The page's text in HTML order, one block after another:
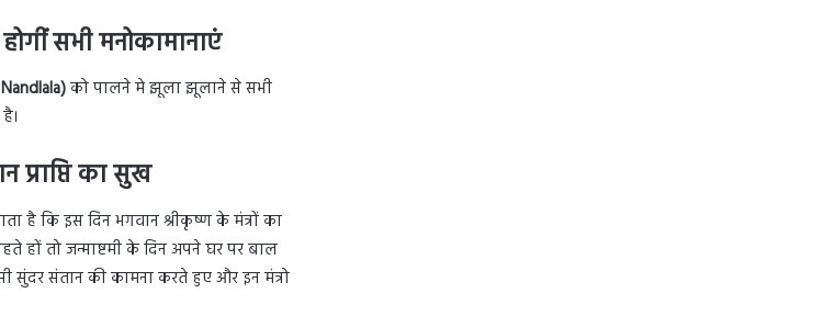
सभी मनोकामानाएं
को पालने मे झूला झूलाने से सभी
प्राप्ति का सुख
है कि इस दिन भगवान श्रीकृष्ण के मंत्रों का
हों तो जन्माष्टमी के दिन अपने घर पर बाल
सुंदर संतान की कामना करते हुए और इन मंत्रो